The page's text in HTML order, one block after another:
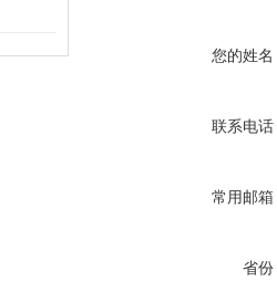
您的姓名
联系电话
常用邮箱
省份